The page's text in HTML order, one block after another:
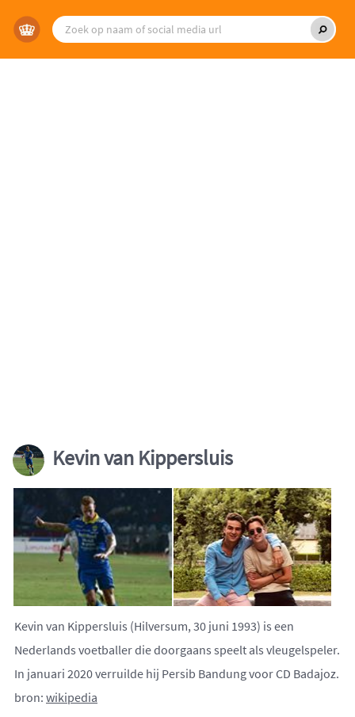
Kevin van Kippersluis
Kevin van Kippersluis (Hilversum, 30 juni 1993) is een
Nederlands voetballer die doorgaans speelt als vleugelspeler.
In januari 2020 verruilde hij Persib Bandung voor CD Badajoz.
bron: wikipedia